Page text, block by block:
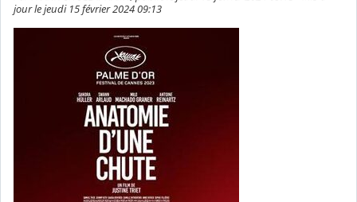
jour le jeudi 15 février 2024 09:13